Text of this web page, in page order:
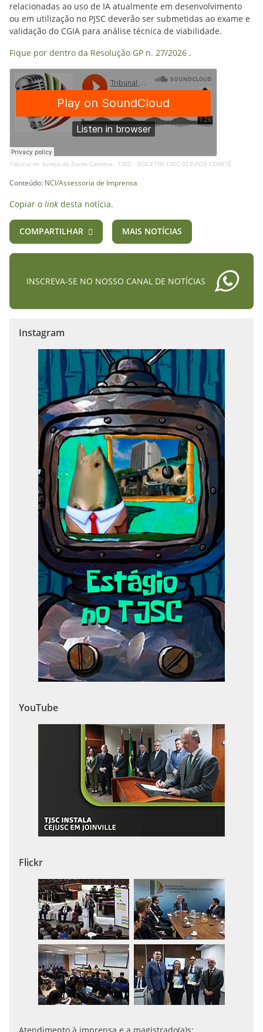
relacionadas ao uso de IA atualmente em desenvolvimento
ou em utilização no PJSC deverão ser submetidas ao exame e
validação do CGIA para análise técnica de viabilidade.
Fique por dentro da Resolução GP n. 27/2026 .
Tribunal de Justiça de Santa Catarina - TJSC · BOLETIM-TJSC-02JUN26-COMITÊ
Conteúdo: NCI/Assessoria de Imprensa
Copiar o link desta notícia.
COMPARTILHAR MAIS NOTÍCIAS
INSCREVA-SE NO NOSSO CANAL DE NOTÍCIAS
Instagram
YouTube
Flickr